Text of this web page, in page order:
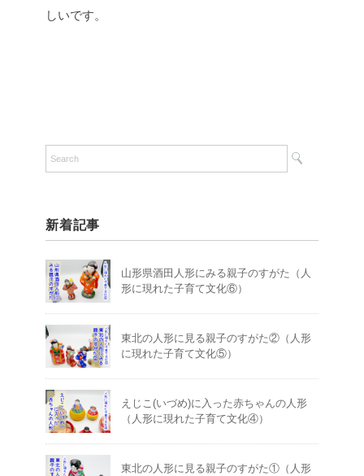
しいです。
新着記事
山形県酒田人形にみる親子のすがた（人
形に現れた子育て文化⑥）
東北の人形に見る親子のすがた②（人形
に現れた子育て文化⑤）
えじこ(いづめ)に入った赤ちゃんの人形
（人形に現れた子育て文化④）
東北の人形に見る親子のすがた①（人形